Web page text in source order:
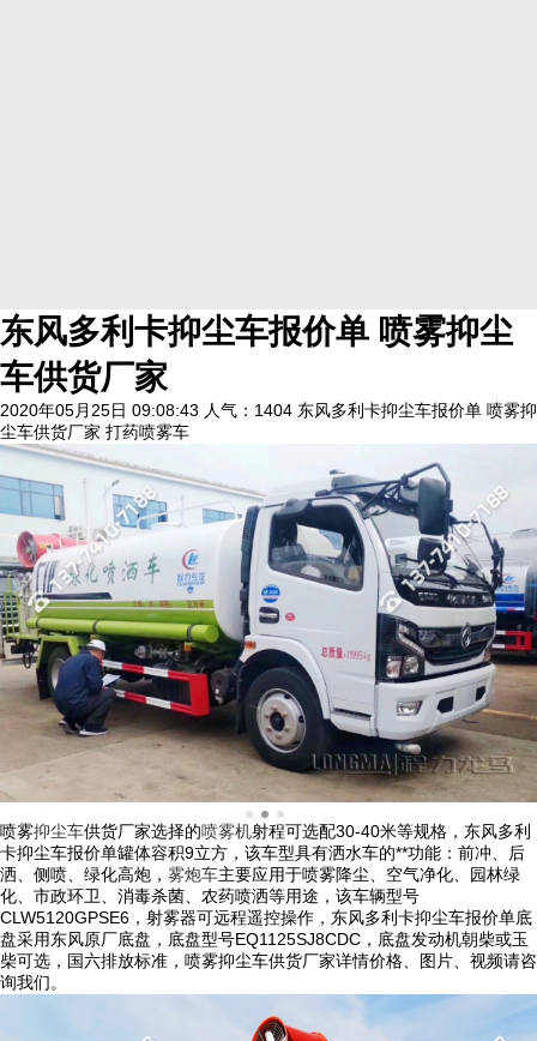
东风多利卡抑尘车报价单 喷雾抑尘
车供货厂家
2020年05月25日 09:08:43 人气：1404 东风多利卡抑尘车报价单 喷雾抑
尘车供货厂家 打药喷雾车
喷雾抑尘车供货厂家选择的喷雾机射程可选配30-40米等规格，东风多利
卡抑尘车报价单罐体容积9立方，该车型具有洒水车的**功能：前冲、后
洒、侧喷、绿化高炮， 雾炮车主要应用于喷雾降尘、空气净化、园林绿
化、市政环卫、消毒杀菌、农药喷洒等用途，该车辆型号
CLW5120GPSE6，射雾器可远程遥控操作，东风多利卡抑尘车报价单底
盘采用东风原厂底盘，底盘型号EQ1125SJ8CDC，底盘发动机朝柴或玉
柴可选，国六排放标准，喷雾抑尘车供货厂家详情价格、图片、视频请咨
询我们。